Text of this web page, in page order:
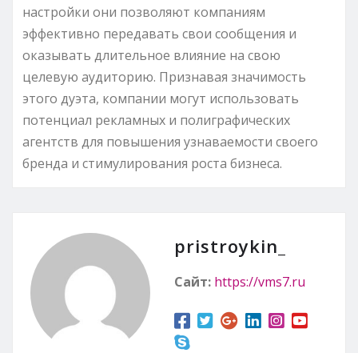
настройки они позволяют компаниям
эффективно передавать свои сообщения и
оказывать длительное влияние на свою
целевую аудиторию. Признавая значимость
этого дуэта, компании могут использовать
потенциал рекламных и полиграфических
агентств для повышения узнаваемости своего
бренда и стимулирования роста бизнеса.
pristroykin_
Сайт: https://vms7.ru